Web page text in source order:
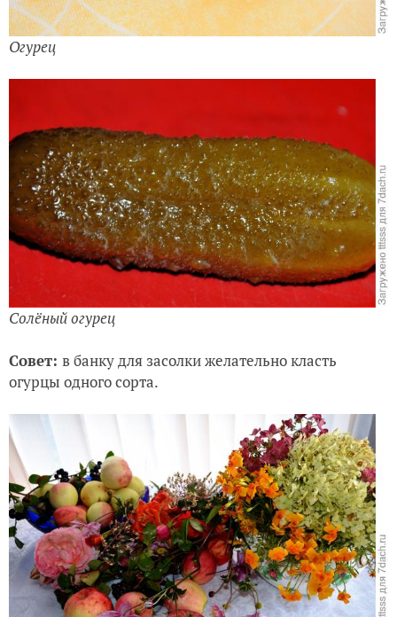
Огурец
Солёный огурец
Совет: в банку для засолки желательно класть
огурцы одного сорта.